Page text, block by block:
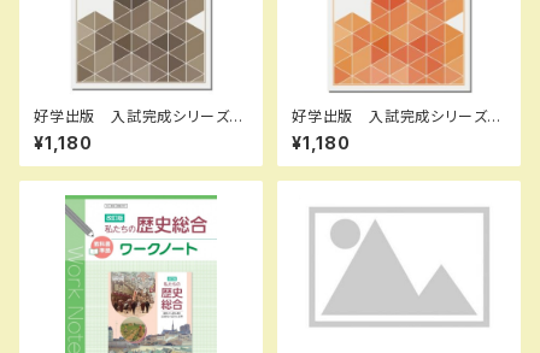
好学出版 入試完成シリーズ
社会 資料問題の完成 2026
年度版 新品完全セット ISB
N：B0CRHVR7L7 ISBN-10：
75-081
¥1,180
好学出版 入試完成シリーズ
理科 探求問題の完成 2026
年度版 新品完全セット ISB
N：B0D3B7KHSZ ISBN-1
3908967
¥1,180